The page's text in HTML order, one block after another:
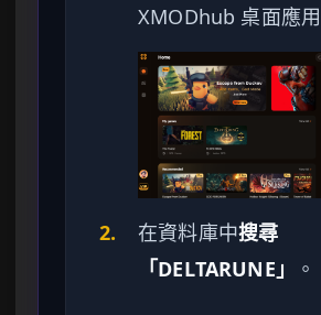
XMODhub 桌面應用
2. 在資料庫中搜尋
「DELTARUNE」
。